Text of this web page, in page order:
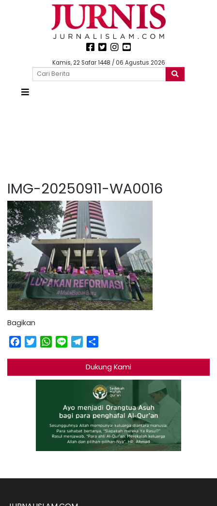
Kamis, 22 Safar 1448 / 06 Agustus 2026
IMG-20250911-WA0016
Bagikan
Facebook
TwitterWhatsApp
Line Telegram
Dukung Kami